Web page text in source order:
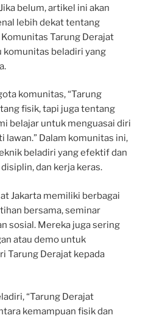
belum, artikel ini akan
lebih dekat tentang
Tarung Derajat
komunitas beladiri yang
komunitas, “Tarung
fisik, tapi juga tentang
belajar untuk menguasai diri
Dalam komunitas ini,
beladiri yang efektif dan
dan kerja keras.
Jakarta memiliki berbagai
bersama, seminar
sosial. Mereka juga sering
atau demo untuk
Tarung Derajat kepada
“Tarung Derajat
kemampuan fisik dan